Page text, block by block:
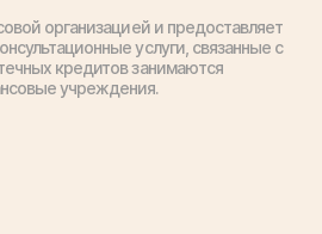
организацией и предоставляет
услуги, связанные с
кредитов занимаются
учреждения.